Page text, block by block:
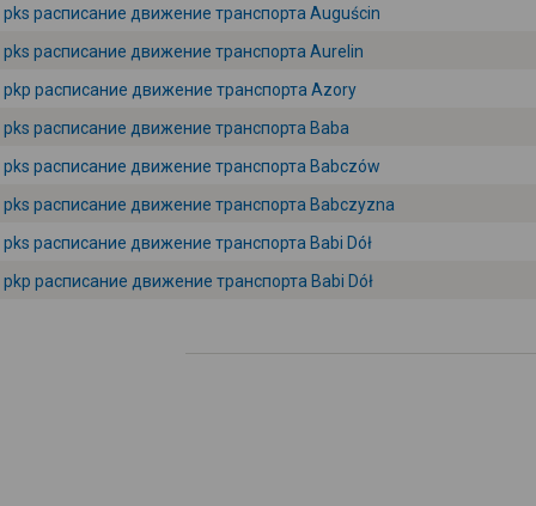
pks расписание движение транспорта Auguścin
pks расписание движение транспорта Aurelin
pkp расписание движение транспорта Azory
pks расписание движение транспорта Baba
pks расписание движение транспорта Babczów
pks расписание движение транспорта Babczyzna
pks расписание движение транспорта Babi Dół
pkp расписание движение транспорта Babi Dół